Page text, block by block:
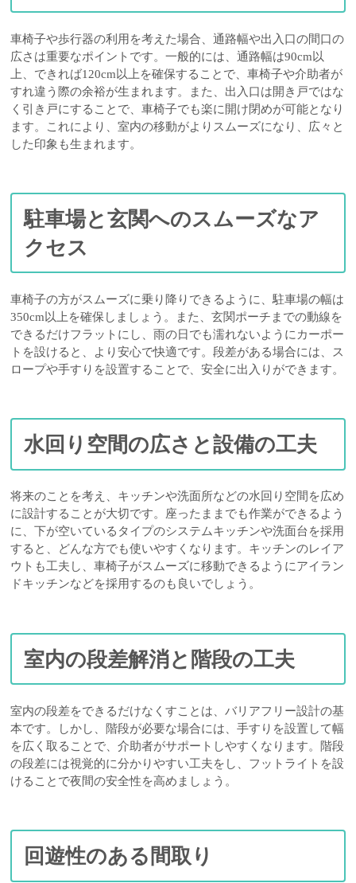
車椅子や歩行器の利用を考えた場合、通路幅や出入口の間口の
広さは重要なポイントです。一般的には、通路幅は90cm以
上、できれば120cm以上を確保することで、車椅子や介助者が
すれ違う際の余裕が生まれます。また、出入口は開き戸ではな
く引き戸にすることで、車椅子でも楽に開け閉めが可能となり
ます。これにより、室内の移動がよりスムーズになり、広々と
した印象も生まれます。
駐車場と玄関へのスムーズなア
クセス
車椅子の方がスムーズに乗り降りできるように、駐車場の幅は
350cm以上を確保しましょう。また、玄関ポーチまでの動線を
できるだけフラットにし、雨の日でも濡れないようにカーポー
トを設けると、より安心で快適です。段差がある場合には、ス
ロープや手すりを設置することで、安全に出入りができます。
水回り空間の広さと設備の工夫
将来のことを考え、キッチンや洗面所などの水回り空間を広め
に設計することが大切です。座ったままでも作業ができるよう
に、下が空いているタイプのシステムキッチンや洗面台を採用
すると、どんな方でも使いやすくなります。キッチンのレイア
ウトも工夫し、車椅子がスムーズに移動できるようにアイラン
ドキッチンなどを採用するのも良いでしょう。
室内の段差解消と階段の工夫
室内の段差をできるだけなくすことは、バリアフリー設計の基
本です。しかし、階段が必要な場合には、手すりを設置して幅
を広く取ることで、介助者がサポートしやすくなります。階段
の段差には視覚的に分かりやすい工夫をし、フットライトを設
けることで夜間の安全性を高めましょう。
回遊性のある間取り